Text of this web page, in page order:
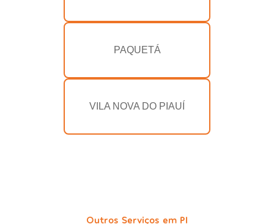
PAQUETÁ
VILA NOVA DO PIAUÍ
Outros Serviços em PI